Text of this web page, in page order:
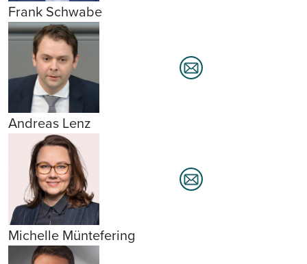
Frank Schwabe
Andreas Lenz
Michelle Müntefering